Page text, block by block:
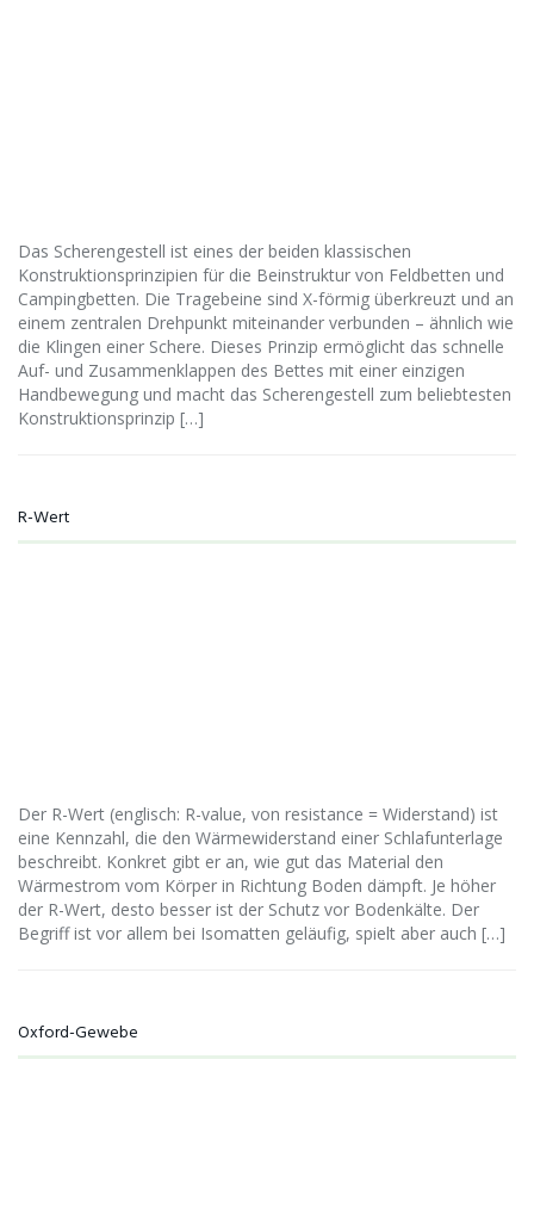
Das Scherengestell ist eines der beiden klassischen
Konstruktionsprinzipien für die Beinstruktur von Feldbetten und
Campingbetten. Die Tragebeine sind X-förmig überkreuzt und an
einem zentralen Drehpunkt miteinander verbunden – ähnlich wie
die Klingen einer Schere. Dieses Prinzip ermöglicht das schnelle
Auf- und Zusammenklappen des Bettes mit einer einzigen
Handbewegung und macht das Scherengestell zum beliebtesten
Konstruktionsprinzip […]
R-Wert
Der R-Wert (englisch: R-value, von resistance = Widerstand) ist
eine Kennzahl, die den Wärmewiderstand einer Schlafunterlage
beschreibt. Konkret gibt er an, wie gut das Material den
Wärmestrom vom Körper in Richtung Boden dämpft. Je höher
der R-Wert, desto besser ist der Schutz vor Bodenkälte. Der
Begriff ist vor allem bei Isomatten geläufig, spielt aber auch […]
Oxford-Gewebe